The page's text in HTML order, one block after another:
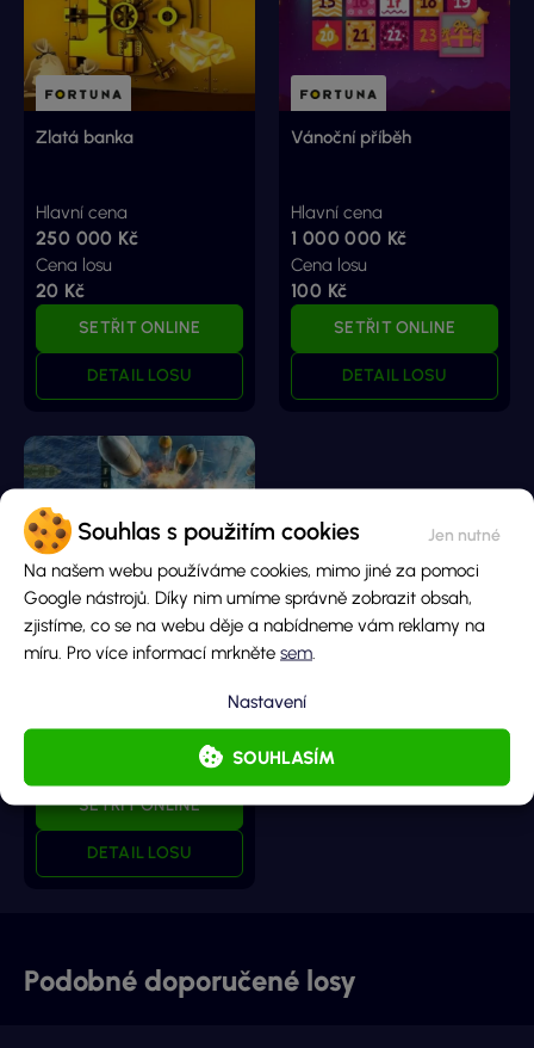
Souhlas s použitím cookies
Na našem webu používáme cookies, mimo jiné za pomoci
Google nástrojů. Díky nim umíme správně zobrazit obsah,
zjistíme, co se na webu děje a nabídneme vám reklamy na
míru. Pro více informací mrkněte sem
SOUHLASÍM
Nastavení
Zlatá banka
Hlavní cena
250 000 Kč
Cena losu
20 Kč
SETŘIT ONLINE
DETAIL LOSU
Vánoční příběh
Hlavní cena
1 000 000 Kč
Cena losu
100 Kč
SETŘIT ONLINE
DETAIL LOSU
Mega lodě
SETŘIT ONLINE
DETAIL LOSU
Podobné doporučené losy